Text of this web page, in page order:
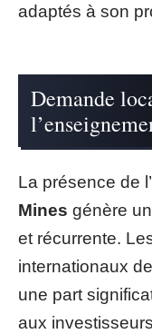
adaptés à son
Demande
La présence de l’
Mines génère
et récurrente.
internationaux
une part
aux